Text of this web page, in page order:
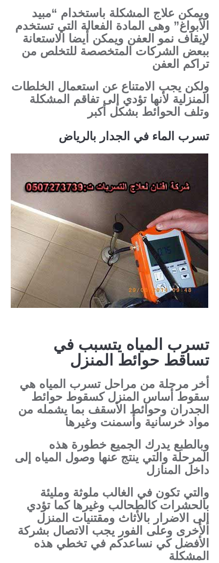
ويمكن علاج المشكلة باستخدام “مبيد
الأبواغ” وهى المادة الفعالة التي تستخدم
لإيقاف نمو العفن ويمكن أيضا الاستعانة
ببعض الشركات المتخصصة للتخلص من
تراكم العفن
ولكن يجب الامتناع عن استعمال الخلطات
المنزلية لأنها تؤدي إلى تفاقم المشكلة
وتلف الحوائط بشكل أكبر
تسرب الماء في الجدار بالرياض
تسرب المياه يتسبب في
تساقط حوائط المنزل
أخر مرحلة من مراحل تسرب المياه هي
سقوط أساس المنزل كسقوط حوائط
الجدران وحوائط الأسقف بما يشمله من
مواد خرسانية وأسمنت وغيرها
وبالطبع يدرك الجميع خطورة هذه
المرحلة والتي ينتج عنها وصول المياه إلى
داخل المنازل
والتي تكون في الغالب ملوثة ومليئة
بالحشرات كالطحالب وغيرها كما تؤدي
إلى الاضرار بالأثاث ومقتنيات المنزل
الأخرى وعلى الفور يجب الاتصال بشركة
الأفضل كي نساعدكم في تخطي هذه
المشكلة